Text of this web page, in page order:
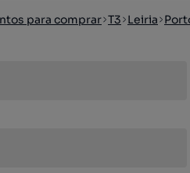
para comprar T3 Leiria